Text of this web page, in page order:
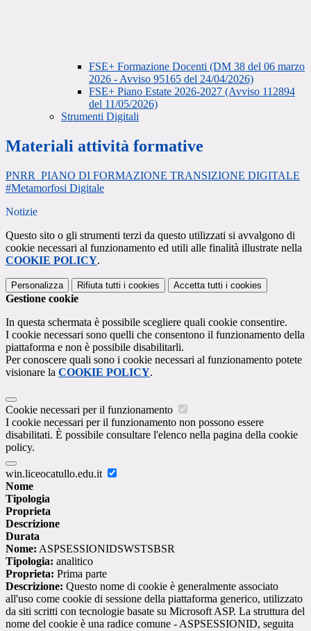
FSE+ Formazione Docenti (DM 38 del 06 marzo
2026 - Avviso 95165 del 24/04/2026)
FSE+ Piano Estate 2026-2027 (Avviso 112894
del 11/05/2026)
Strumenti Digitali
Materiali attività formative
PNRR_PIANO DI FORMAZIONE TRANSIZIONE DIGITALE
#Metamorfosi Digitale
Notizie
Questo sito o gli strumenti terzi da questo utilizzati si avvalgono di
cookie necessari al funzionamento ed utili alle finalità illustrate nella
COOKIE POLICY.
Personalizza Rifiuta tutti i cookies Accetta tutti i cookies
Gestione cookie
In questa schermata è possibile scegliere quali cookie consentire.
I cookie necessari sono quelli che consentono il funzionamento della
piattaforma e non è possibile disabilitarli.
Per conoscere quali sono i cookie necessari al funzionamento potete
visionare la COOKIE POLICY.
Cookie necessari per il funzionamento
I cookie necessari per il funzionamento non possono essere
disabilitati. È possibile consultare l'elenco nella pagina della cookie
policy.
win.liceocatullo.edu.it
Nome
Tipologia
Proprieta
Descrizione
Durata
Nome: ASPSESSIONIDSWSTSBSR
Tipologia: analitico
Proprieta: Prima parte
Descrizione: Questo nome di cookie è generalmente associato
all'uso come cookie di sessione della piattaforma generico, utilizzato
da siti scritti con tecnologie basate su Microsoft ASP. La struttura del
nome del cookie è una radice comune - ASPSESSIONID, seguita